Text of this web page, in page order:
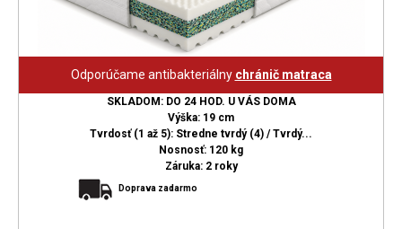
Odporúčame antibakteriálny chránič matraca
SKLADOM: DO 24 HOD. U VÁS DOMA
Výška: 19 cm
Tvrdosť (1 až 5): Stredne tvrdý (4) / Tvrdý...
Nosnosť: 120 kg
Záruka: 2 roky
Doprava zadarmo